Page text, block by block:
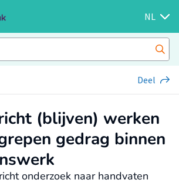
NL
Deel
(blijven) werken
gedrag binnen
onderzoek naar handvaten